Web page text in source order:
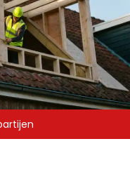
uitgevoerd